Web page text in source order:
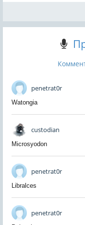
penetrat0r
Watongia
custodian
Microsyodon
penetrat0r
Libralces
penetrat0r